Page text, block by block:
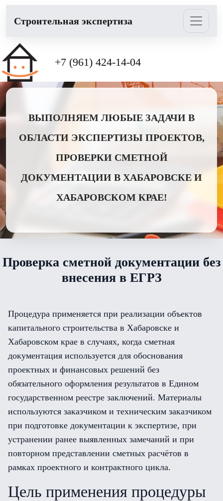
Cтроительная экспертиза
+7 (961) 424-14-04
ВЫПОЛНЯЕМ ЛЮБЫЕ ЗАДАЧИ В
ОБЛАСТИ ЭКСПЕРТИЗЫ ПРОЕКТОВ,
ПРОВЕРКИ СМЕТНОЙ
ДОКУМЕНТАЦИИ В ХАБАРОВСКЕ И
ХАБАРОВСКОМ КРАЕ!
Проверка сметной документации без
внесения в ЕГРЗ
Процедура применяется при реализации объектов
капитального строительства в Хабаровске и
Хабаровском крае в случаях, когда сметная
документация используется для обоснования
проектных и финансовых решений без
обязательного оформления результатов в Едином
государственном реестре заключений. Материалы
используются заказчиком и техническим заказчиком
при подготовке документации к экспертизе, при
устранении ранее выявленных замечаний и при
повторном представлении сметных расчётов в
рамках проектного и контрактного цикла.
Цель применения процедуры